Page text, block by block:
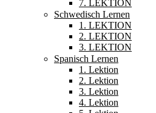
7. LEKTION
Schwedisch Lernen
1. LEKTION
2. LEKTION
3. LEKTION
Spanisch Lernen
1. Lektion
2. Lektion
3. Lektion
4. Lektion